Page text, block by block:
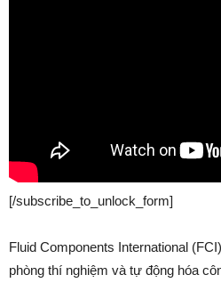
[/subscribe_to_unlock_form]
Fluid Components International
phòng thí nghiệm và tự động hóa